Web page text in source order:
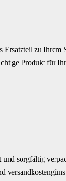
zu
Produkt für
sorgfältig